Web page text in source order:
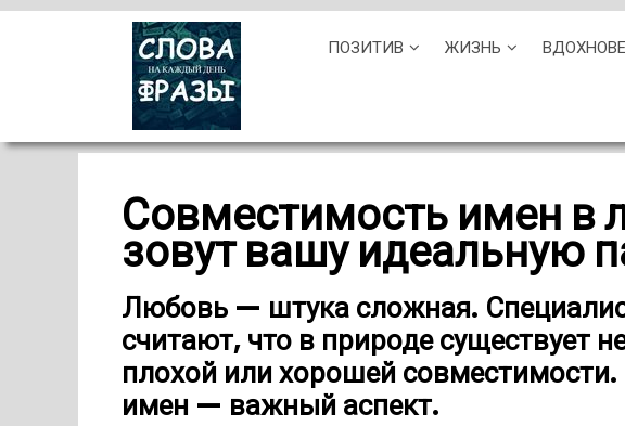
ПОЗИТИВ ЖИЗНЬ
Совместимость имен в
зовут вашу идеальную
Любовь — штука сложная.
считают, что в природе существует
плохой или хорошей
имен — важный аспект.